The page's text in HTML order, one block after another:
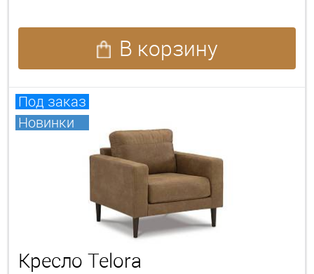
В корзину
Под заказ
Новинки
Кресло Telora